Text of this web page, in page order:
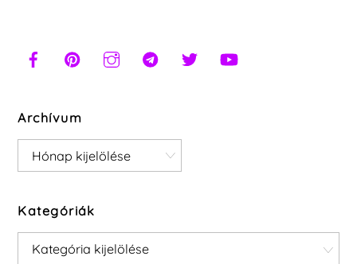
Archívum
Archívum
Kategóriák
Kategóriák